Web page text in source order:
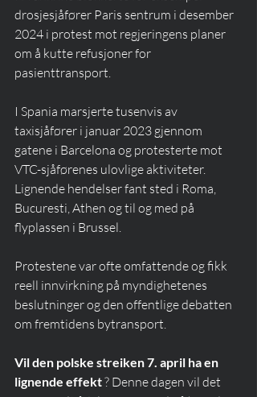
drosjesjåfører Paris sentrum i desember
2024 i protest mot regjeringens planer
om å kutte refusjoner for
pasienttransport.
I Spania marsjerte tusenvis av
taxisjåfører i januar 2023 gjennom
gatene i Barcelona og protesterte mot
VTC-sjåførenes ulovlige aktiviteter.
Lignende hendelser fant sted i Roma,
Bucuresti, Athen og til og med på
flyplassen i Brussel.
Protestene var ofte omfattende og fikk
reell innvirkning på myndighetenes
beslutninger og den offentlige debatten
om fremtidens bytransport.
Vil den polske streiken 7. april ha en
lignende effekt ? Denne dagen vil det